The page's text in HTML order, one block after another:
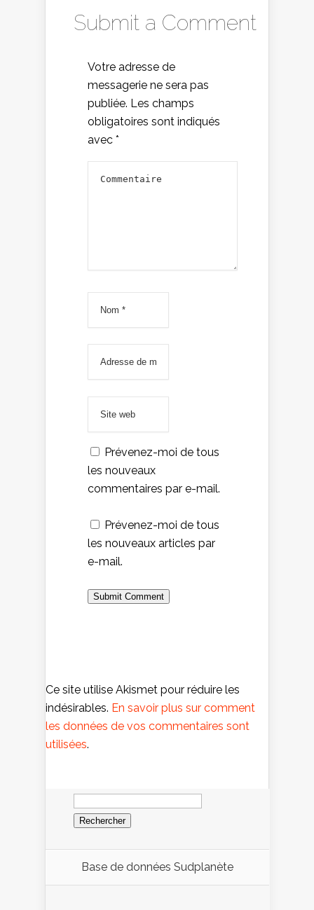
Submit a Comment
Votre adresse de
messagerie ne sera pas
publiée. Les champs
obligatoires sont indiqués
avec *
Prévenez-moi de tous
les nouveaux
commentaires par e-mail.
Prévenez-moi de tous
les nouveaux articles par
e-mail.
Ce site utilise Akismet pour réduire les
indésirables. En savoir plus sur comment
les données de vos commentaires sont
utilisées.
Rechercher :
Base de données Sudplanète